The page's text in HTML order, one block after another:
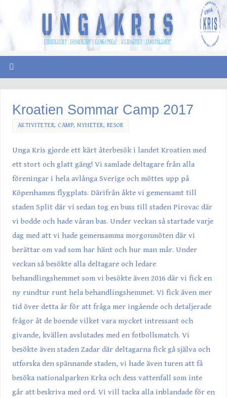
Kroatien Sommar Camp 2017
AKTIVITETER, CAMP,NYHETER, RESOR
Unga Kris gjorde ett kärt återbesök i landet Kroatien med
ett stort och glatt gäng! Vi samlade deltagare från alla
föreningar i hela avlånga Sverige och möttes upp på
Köpenhamns flygplats. Därifrån åkte vi gemensamt till
staden Split där vi sedan tog en buss till staden Pirovac där
vi bodde och hade våran bas. Under veckan så startade varje
dag med att vi hade gemensamma morgonmöten där vi
berättar om vad som har hänt och hur man mår. Under
veckan så besökte alla deltagare och ledare
behandlingshemmet som vi besökte även 2016 där vi fick en
ny rundtur runt hela behandlingshemmet. Vi fick även mer
tid över detta år för att fråga mer ingående och detaljerade
frågor åt de boende vilket vara mycket intressant och
givande, kvällen avslutades med en fotbollsmatch. Vi
besökte även staden Zadar där deltagarna fick gå själva och
utforska den spännande staden, vi hade även turen att få
besöka nationalparken Krka och dess vattenfall som inte
går att beskriva med ord. Vi vill tacka alla inblandade för en